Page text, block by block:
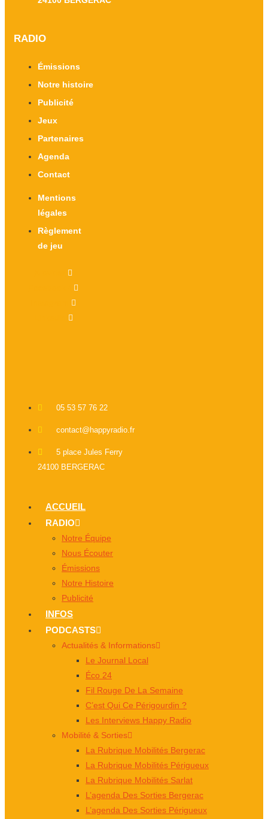
RADIO
Émissions
Notre histoire
Publicité
Jeux
Partenaires
Agenda
Contact
Mentions
légales
Règlement
de jeu
05 53 57 76 22
contact@happyradio.fr
5 place Jules Ferry
24100 BERGERAC
ACCUEIL
RADIO
Notre Équipe
Nous Écouter
Émissions
Notre Histoire
Publicité
INFOS
PODCASTS
Actualités & Informations
Le Journal Local
Éco 24
Fil Rouge De La Semaine
C’est Qui Ce Périgourdin ?
Les Interviews Happy Radio
Mobilité & Sorties
La Rubrique Mobilités Bergerac
La Rubrique Mobilités Périgueux
La Rubrique Mobilités Sarlat
L’agenda Des Sorties Bergerac
L’agenda Des Sorties Périgueux